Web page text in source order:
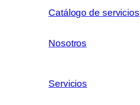
Catálogo de servicios
Nosotros
Servicios